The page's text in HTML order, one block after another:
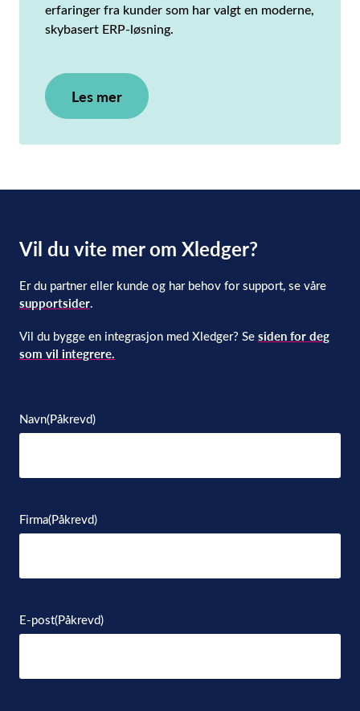
erfaringer fra kunder som har valgt en moderne,
skybasert ERP-løsning.
Les mer
Vil du vite mer om Xledger?
Er du partner eller kunde og har behov for support, se våre
supportsider.
Vil du bygge en integrasjon med Xledger? Se siden for deg
som vil integrere.
Navn(Påkrevd)
Firma(Påkrevd)
E-post(Påkrevd)